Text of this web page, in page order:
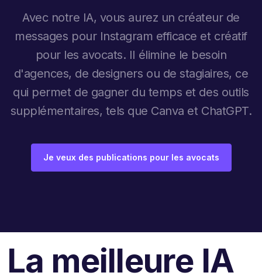
Avec notre IA, vous aurez un créateur de
messages pour Instagram efficace et créatif
pour les avocats. Il élimine le besoin
d'agences, de designers ou de stagiaires, ce
qui permet de gagner du temps et des outils
supplémentaires, tels que Canva et ChatGPT.
Je veux des publications pour les avocats
La meilleure IA